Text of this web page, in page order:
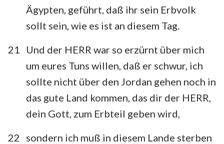
Ägypten, geführt, daß ihr sein Erbvolk
sollt sein, wie es ist an diesem Tag.
21
Und der HERR war so erzürnt über mich
um eures Tuns willen, daß er schwur, ich
sollte nicht über den Jordan gehen noch in
das gute Land kommen, das dir der HERR,
dein Gott, zum Erbteil geben wird,
22
sondern ich muß in diesem Lande sterben